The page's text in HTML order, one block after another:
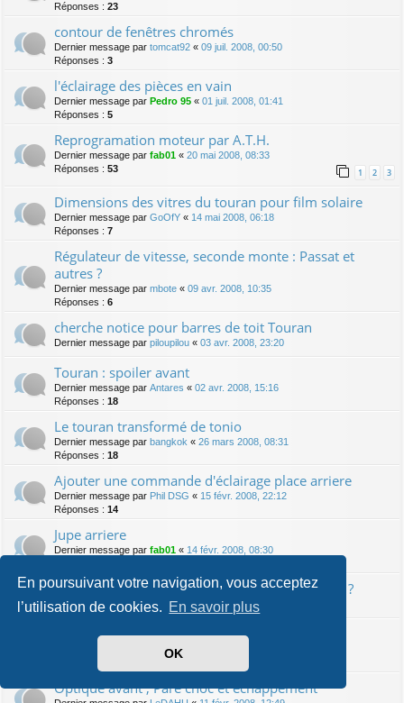
En poursuivant votre navigation, vous acceptez
l’utilisation de cookies. En savoir plus
OK
Réponses : 23
contour de fenêtres chromés
Dernier message par tomcat92 « 09 juil. 2008, 00:50
Réponses : 3
l'éclairage des pièces en vain
Dernier message par Pedro 95 « 01 juil. 2008, 01:41
Réponses : 5
Reprogramation moteur par A.T.H.
Dernier message par fab01 « 20 mai 2008, 08:33
Réponses : 53 1 2 3
Dimensions des vitres du touran pour film solaire
Dernier message par GoOfY « 14 mai 2008, 06:18
Réponses : 7
Régulateur de vitesse, seconde monte : Passat et
autres ?
Dernier message par mbote « 09 avr. 2008, 10:35
Réponses : 6
cherche notice pour barres de toit Touran
Dernier message par piloupilou « 03 avr. 2008, 23:20
Touran : spoiler avant
Dernier message par Antares « 02 avr. 2008, 15:16
Réponses : 18
Le touran transformé de tonio
Dernier message par bangkok « 26 mars 2008, 08:31
Réponses : 18
Ajouter une commande d'éclairage place arriere
Dernier message par Phil DSG « 15 févr. 2008, 22:12
Réponses : 14
Jupe arriere
Dernier message par fab01 « 14 févr. 2008, 08:30
VW Passat : démonter compteur pour anneaux ?
Dernier message parspawn064«13 févr. 2008, 01:54
RUBESCH
Optique avant , Pare choc et echappement